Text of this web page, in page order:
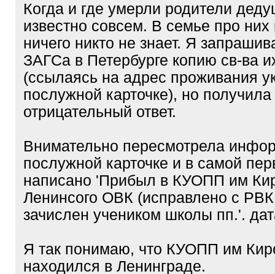
Когда и где умерли родители
известно совсем. В семье про
ничего никто не знает. Я
ЗАГСа в Петербурге копию св-ва
(ссылаясь на адрес проживания
послужной карточке), но получила
отрицательный ответ.
Внимательно пересмотрела
послужной карточке и в самой
написано 'Прибыл в КУОПП им
Ленинсого ОВК (исправлено с
зачислен учеником школы пп.'.
Я так понимаю, что КУОПП им
находился в Ленинграде.